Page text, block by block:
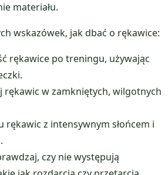
materiału.
wskazówek, jak dbać o rękawice:
rękawice po treningu, używając
rękawic w zamkniętych, wilgotnych
rękawic z intensywnym słońcem i
czy nie występują